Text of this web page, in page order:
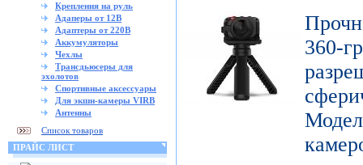
Крепления на руль
Адаперы от 12В
Адаптеры от 220В
Аккумуляторы
Чехлы
Трансдьюсеры для
эхолотов
Спортивные аксессуары
Для экшн-камеры VIRB
Антенны
Список товаров
ПРАЙС ЛИСТ